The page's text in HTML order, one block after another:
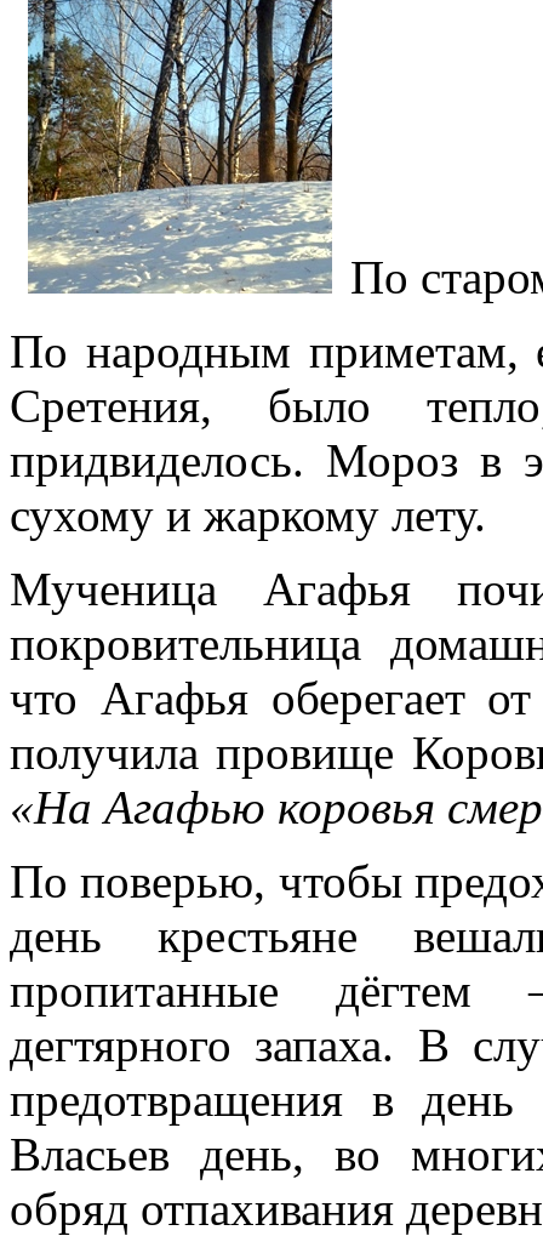
По
По народным приметам,
Сретения, было
придвиделось. Мороз в
сухому и жаркому лету.
Мученица Агафья
покровительница
что Агафья оберегает
получила провище
«На Агафью коровья
По поверью, чтобы
день крестьяне
пропитанные
дегтярного запаха. В
предотвращения в
Власьев день, во
обряд отпахивания